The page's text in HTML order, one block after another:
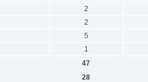
2
2
5
1
47
28